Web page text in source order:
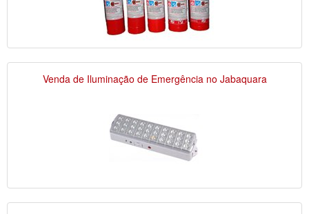
Venda de Iluminação de Emergência no Jabaquara